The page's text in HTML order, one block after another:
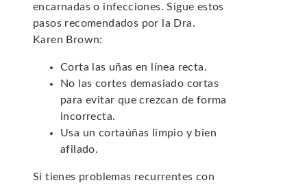
encarnadas o infecciones. Sigue estos
pasos recomendados por la Dra.
Karen Brown:
Corta las uñas en línea recta.
No las cortes demasiado cortas
para evitar que crezcan de forma
incorrecta.
Usa un cortaúñas limpio y bien
afilado.
Si tienes problemas recurrentes con